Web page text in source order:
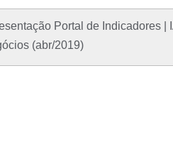
Portal de Indicadores |
(abr/2019)